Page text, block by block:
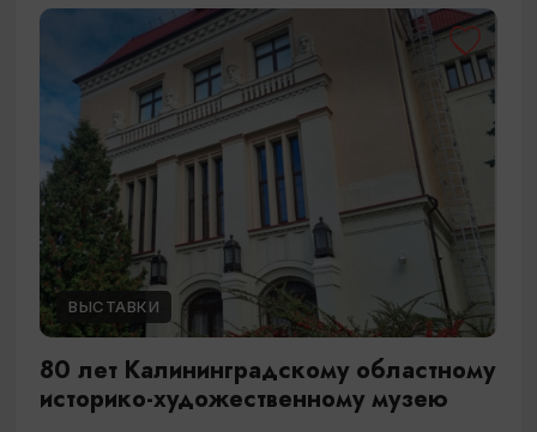
ВЫСТАВКИ
80 лет Калининградскому областному
историко-художественному музею